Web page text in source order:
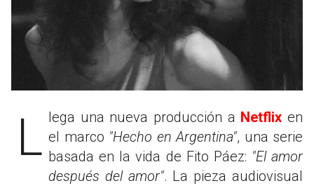
Llega una nueva producción a Netflix en
el marco "Hecho en Argentina", una serie
basada en la vida de Fito Páez: "El amor
después del amor". La pieza audiovisual